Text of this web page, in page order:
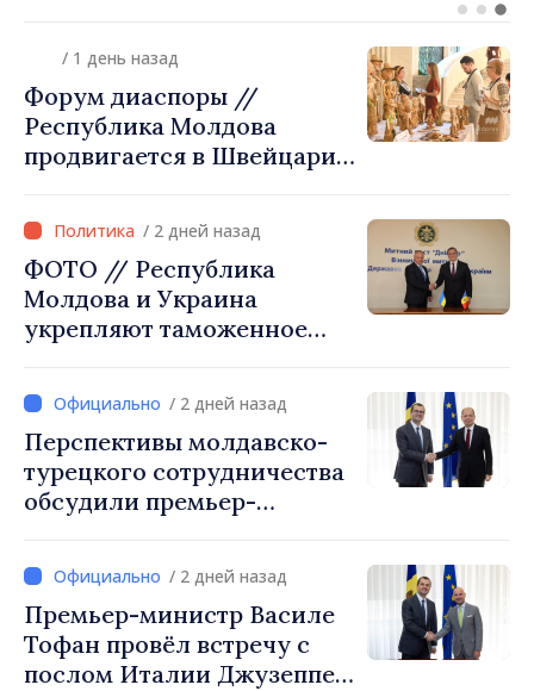
утвердил окончательное
решение
/ 1 день назад
Форум диаспоры //
Республика Молдова
продвигается в Швейцарии
и экспорт
/ 2 дней назад
ФОТО // Республика
Молдова и Украина
укрепляют таможенное
обеспечения безопасности
границы и европейской
интеграции. Встреча в
Могилёв-Подольском
/ 2 дней назад
Перспективы молдавско-
турецкого сотрудничества
обсудили премьер-
посол Турции Уйгар
Мустафа Сертел/ 2 дней назад
Премьер-министр Василе
Тофан провёл встречу с
послом Италии Джузеппе